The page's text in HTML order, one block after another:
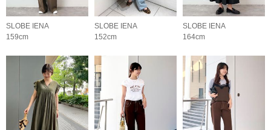
SLOBE IENA
159cm
SLOBE IENA
152cm
SLOBE IENA
164cm